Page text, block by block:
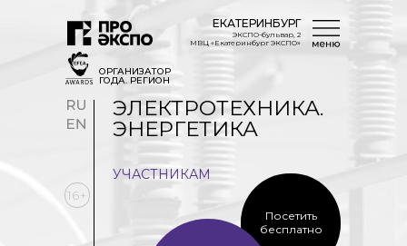
ЕКАТЕРИНБУРГ
ЭКСПО-бульвар, 2
МВЦ «Екатеринбург ЭКСПО»
ОРГАНИЗАТОР
ГОДА. РЕГИОН
ЭЛЕКТРОТЕХНИКА.
ЭНЕРГЕТИКА
Посетить
бесплатно
УЧАСТНИКАМ
16+